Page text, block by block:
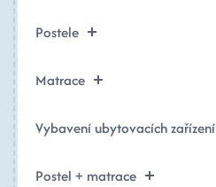
Postele
Matrace
Vybavení ubytovacích zařízení
Postel + matrace